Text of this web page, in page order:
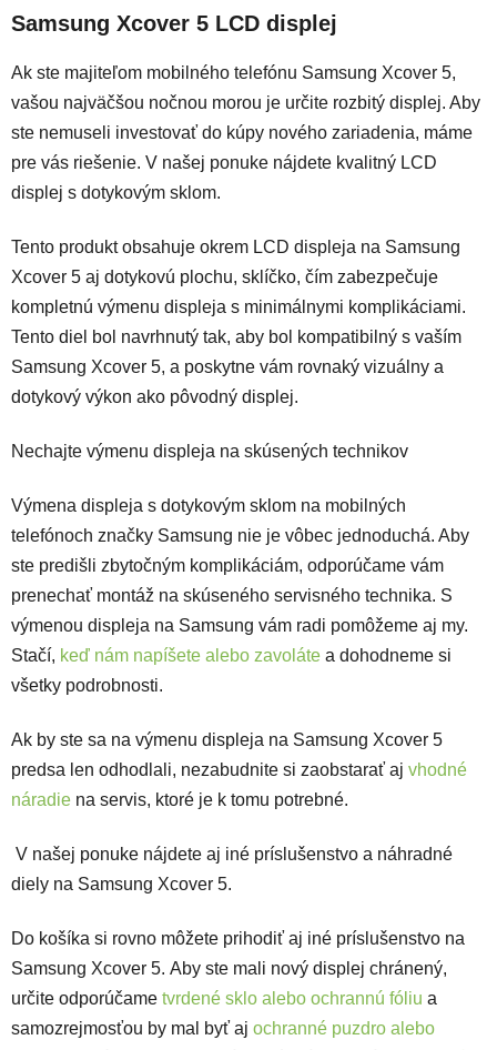
Samsung Xcover 5 LCD displej
Ak ste majiteľom mobilného telefónu Samsung Xcover 5,
vašou najväčšou nočnou morou je určite rozbitý displej. Aby
ste nemuseli investovať do kúpy nového zariadenia, máme
pre vás riešenie. V našej ponuke nájdete kvalitný LCD
displej s dotykovým sklom.
Tento produkt obsahuje okrem LCD displeja na Samsung
Xcover 5 aj dotykovú plochu, sklíčko, čím zabezpečuje
kompletnú výmenu displeja s minimálnymi komplikáciami.
Tento diel bol navrhnutý tak, aby bol kompatibilný s vaším
Samsung Xcover 5, a poskytne vám rovnaký vizuálny a
dotykový výkon ako pôvodný displej.
Nechajte výmenu displeja na skúsených technikov
Výmena displeja s dotykovým sklom na mobilných
telefónoch značky Samsung nie je vôbec jednoduchá. Aby
ste predišli zbytočným komplikáciám, odporúčame vám
prenechať montáž na skúseného servisného technika. S
výmenou displeja na Samsung vám radi pomôžeme aj my.
Stačí, keď nám napíšete alebo zavoláte a dohodneme si
všetky podrobnosti.
Ak by ste sa na výmenu displeja na Samsung Xcover 5
predsa len odhodlali, nezabudnite si zaobstarať aj vhodné
náradie na servis, ktoré je k tomu potrebné.
V našej ponuke nájdete aj iné príslušenstvo a náhradné
diely na Samsung Xcover 5.
Do košíka si rovno môžete prihodiť aj iné príslušenstvo na
Samsung Xcover 5. Aby ste mali nový displej chránený,
určite odporúčame tvrdené sklo alebo ochrannú fóliu a
samozrejmosťou by mal byť aj ochranné puzdro alebo